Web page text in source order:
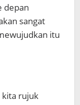
depan
sangat
itu
kita rujuk